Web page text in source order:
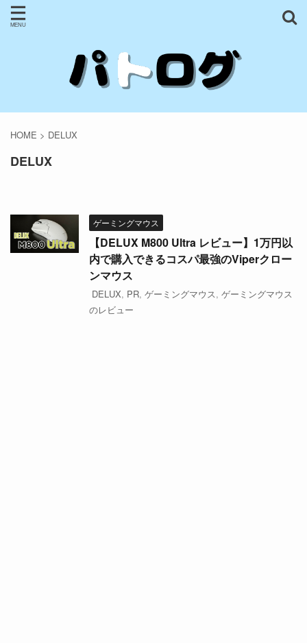
HOME > DELUX
DELUX
ゲーミングマウス
【DELUX M800 Ultra レビュー】1万円以
内で購入できるコスパ最強のViperクロー
ンマウス
DELUX, PR, ゲーミングマウス, ゲーミングマウス
のレビュー